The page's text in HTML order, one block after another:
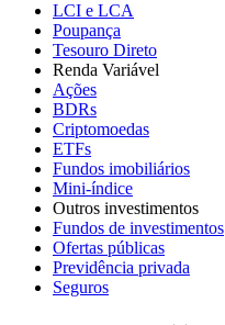
LCI e LCA
Poupança
Tesouro Direto
Renda Variável
Ações
BDRs
Criptomoedas
ETFs
Fundos imobiliários
Mini-índice
Outros investimentos
Fundos de investimentos
Ofertas públicas
Previdência privada
Seguros